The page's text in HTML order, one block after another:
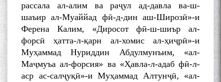
рассала ал-алим ва раҷул ад-давла ва-ш-
шаъир ал-Муаййад фӣ-д-дин аш-Широзӣ»-и
Ферена Калим, «Диросот фӣ-ш-шиър ал-
форсӣ ҳатта-л-қарн ал-хомис ал-ҳиҷрӣ»-и
Муҳаммад Нуриддин Абдулмунъим, «ал-
Маҷмуъа ал-форсия» ва «Ҳавла-л-адаб фӣ-л-
аср ас-салҷуқӣ»-и Муҳаммад Алтунҷӣ, «ал-